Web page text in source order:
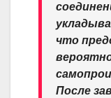
что
После